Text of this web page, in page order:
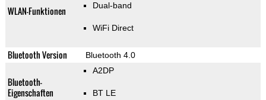
WLAN-Funktionen Dual-band
WiFi Direct
Bluetooth Version Bluetooth 4.0
Bluetooth-
Eigenschaften
A2DP
BT LE